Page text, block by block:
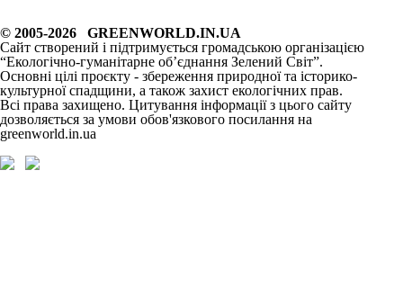
© 2005-2026 GREENWORLD.IN.UA
Сайт створений і підтримується громадською організацією
“Екологічно-гуманітарне об’єднання Зелений Світ”.
Основні цілі проєкту - збереження природної та історико-
культурної спадщини, а також захист екологічних прав.
Всі права захищено. Цитування інформації з цього сайту
дозволяється за умови обов'язкового посилання на
greenworld.in.ua